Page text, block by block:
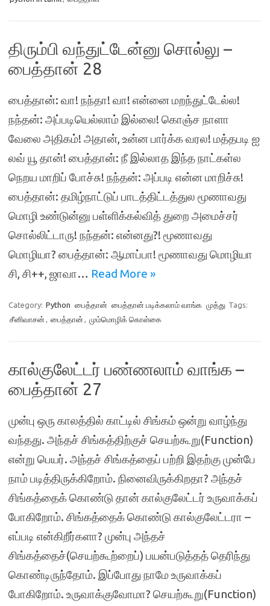
திரும்பி வந்துட்டேன்னு சொல்லு –
பைத்தான் 28
பைத்தான்: வா! நந்தா! வா! என்னை மறந்துட்டேல்ல!
நந்தன்: அப்படியெல்லாம் இல்லை! கொஞ்ச நாளா
வேலை அதிகம்! அதான், உன்ன பார்க்க வரல! மத்தபடி ஐ
லவ் யூ தான்! பைத்தான்: நீ இல்லாத இந்த நாட்கள்ல
நெறய மாறிப் போச்சு! நந்தன்: அப்படி என்ன மாறிச்சு!
பைத்தான்: தமிழ்நாட்டுப் பாடத்திட்டத்துல மூணாவது
மொழி உண்டுன்னு பள்ளிக்கல்வித் துறை அமைச்சர்
சொல்லிட்டாரு! நந்தன்: என்னது?! மூணாவது
மொழியா? பைத்தான்: ஆமாப்பா! மூணாவது மொழியா
சி, சி++, ஜாவா… Read More »
Category: Python பைத்தான் பைத்தான் படிக்கலாம் வாங்க முத்து Tags:
சீனிவாசன் , பைத்தான் , மும்மொழிக் கொள்கை
கால்குலேட்டர் பண்ணலாம் வாங்க –
பைத்தான் 27
முன்பு ஒரு காலத்தில் காட்டில் சிங்கம் ஒன்று வாழ்ந்து
வந்தது. அந்தச் சிங்கத்திற்குச் செயற்கூறு(Function)
என்று பெயர். அந்தச் சிங்கத்தைப் பற்றி இதற்கு முன்பே
நாம் படித்திருக்கிறோம். நினைவிருக்கிறதா? அந்தச்
சிங்கத்தைக் கொண்டு தான் கால்குலேட்டர் உருவாக்கப்
போகிறோம். சிங்கத்தைக் கொண்டு கால்குலேட்டரா –
எப்படி என்கிறீர்களா? முன்பு அந்தச்
சிங்கத்தைச்(செயற்கூற்றைப்) பயன்படுத்தத் தெரிந்து
கொண்டிருந்தோம். இப்போது நாமே உருவாக்கப்
போகிறோம். உருவாக்குவோமா? செயற்கூறு(Function)